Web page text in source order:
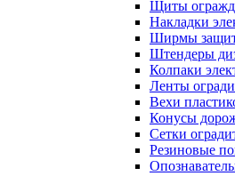
Щиты
Накладки
Ширмы
Штендеры
Колпаки
Ленты
Вехи
Конусы
Сетки
Резиновые